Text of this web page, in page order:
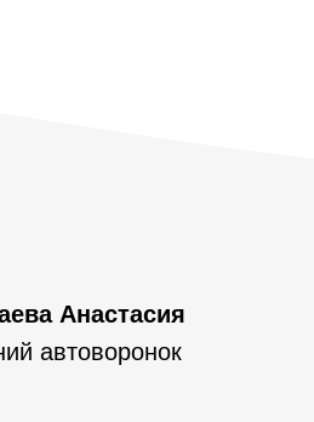
Анастасия
автоворонок